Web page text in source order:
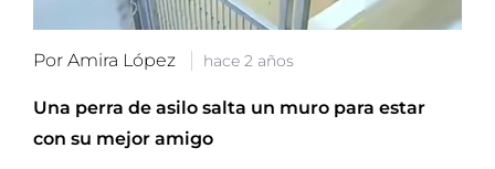
Por Amira López hace 2 años
Una perra de asilo salta un muro para estar
con su mejor amigo